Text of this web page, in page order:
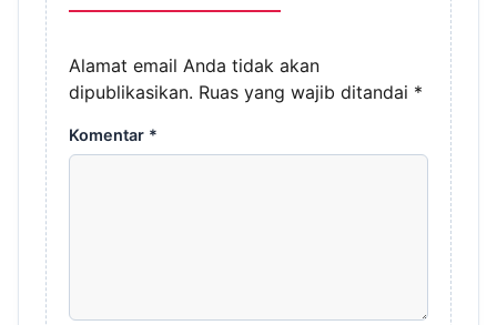
Alamat email Anda tidak akan
dipublikasikan. Ruas yang wajib ditandai *
Komentar *